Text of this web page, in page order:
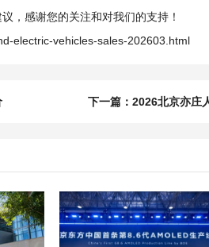
，感谢您的关注和对我们的支持！
electric-vehicles-sales-202603.html
下一篇：2026北京亦庄人形